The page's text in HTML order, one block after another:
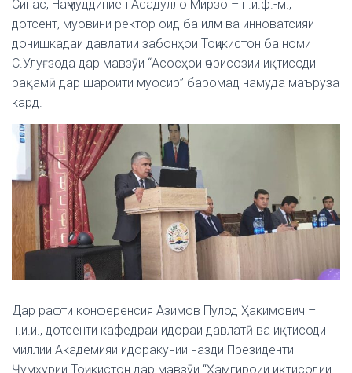
Сипас, Наҷмуддиниён Асадулло Мирзо – н.и.ф.-м.,
дотсент, муовини ректор оид ба илм ва инноватсияи
донишкадаи давлатии забонҳои Тоҷикистон ба номи
С.Улуғзода дар мавзӯи “Асосҳои ҷорисозии иқтисоди
рақамӣ дар шароити муосир” баромад намуда маъруза
кард.
Дар рафти конференсия Азимов Пулод Ҳакимович –
н.и.и., дотсенти кафедраи идораи давлатӣ ва иқтисоди
миллии Академияи идоракунии назди Президенти
Ҷумҳурии Тоҷикистон дар мавзӯи “Ҳамгироии иқтисодии